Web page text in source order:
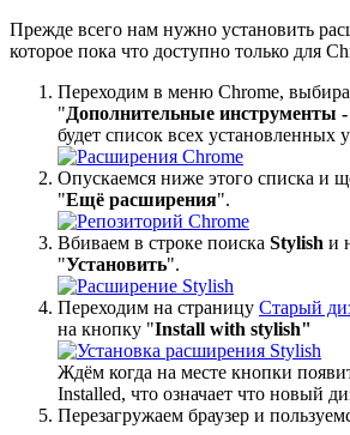
Прежде всего нам нужно установить
которое пока что доступно только для
Переходим в меню Chrome,
"Дополнительные инструменты
будет список всех установленных
Опускаемся ниже этого списка и
"Ещё расширения".
Вбиваем в строке поиска Stylish и
"Установить".
Переходим на страницу Старый
на кнопку "Install with stylish"
Ждём когда на месте кнопки
Installed, что означает что новый
Перезагружаем браузер и